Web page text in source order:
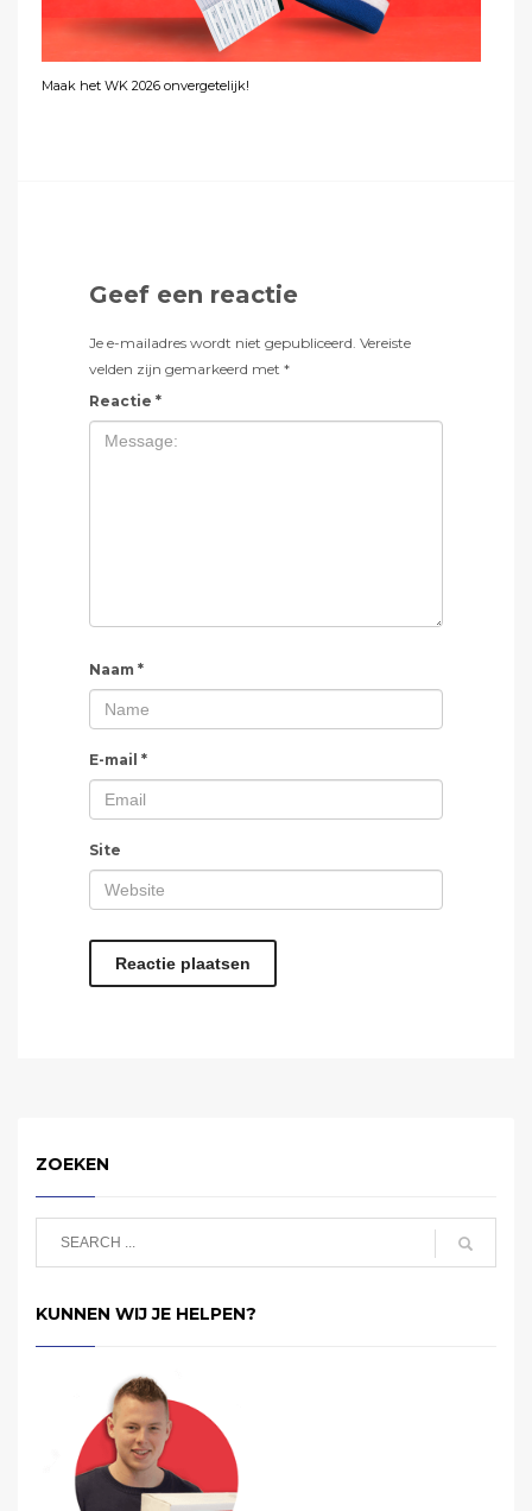
Maak het WK 2026 onvergetelijk!
Geef een reactie
Je e-mailadres wordt niet gepubliceerd. Vereiste
velden zijn gemarkeerd met *
Reactie *
Naam *
E-mail *
Site
ZOEKEN
KUNNEN WIJ JE HELPEN?